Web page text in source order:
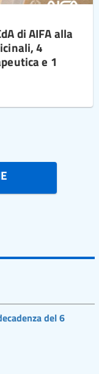
di AIFA alla
4
e 1
del 6